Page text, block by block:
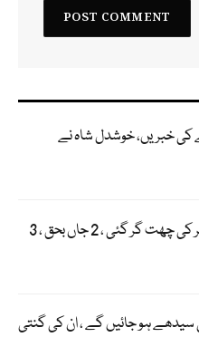
کی خبریں، خوشدل شاہ نے
ڈیرہ غازی خان میں گھر کی چھت گر گئی ، 2 جاں بحق ، 3
سیدھے ہو جائیں گے ، ان کی گنتی